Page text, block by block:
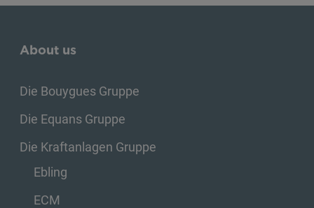
About us
Die Bouygues Gruppe
Die Equans Gruppe
Die Kraftanlagen Gruppe
Ebling
ECM